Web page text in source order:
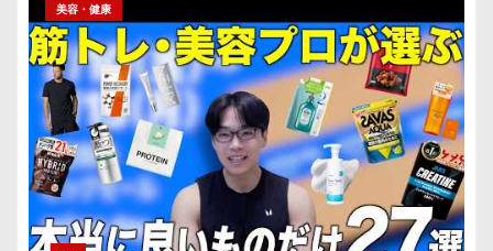
美容・健康